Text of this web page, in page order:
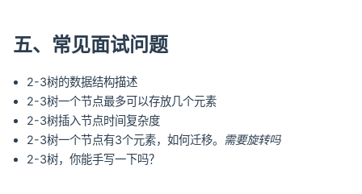
五、常见面试问题
2-3树的数据结构描述
2-3树一个节点最多可以存放几个元素
2-3树插入节点时间复杂度
2-3树一个节点有3个元素，如何迁移。
需要旋转吗
2-3树，你能手写一下吗？